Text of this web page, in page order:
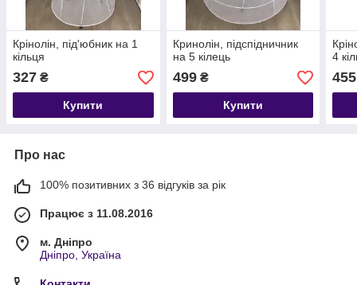
Крінолін, під'юбник на 1
кільця
327 ₴
Купити
Кринолін, підспідничник
на 5 кілець
499₴
Купити
4
455
Про нас
100% позитивних з 36 відгуків за рік
Працює з 11.08.2016
м. Дніпро
Дніпро, Україна